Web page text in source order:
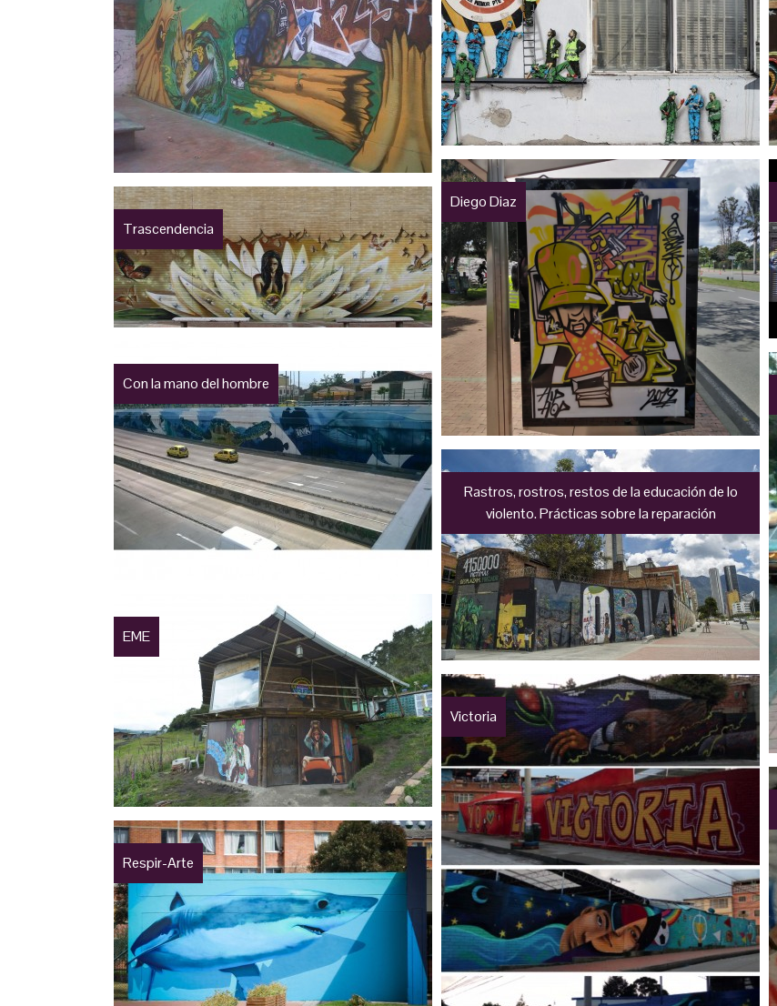
Diego Diaz
Trascendencia
Con la mano del hombre
Rastros, rostros, restos de la educación de lo
violento. Prácticas sobre la reparación
EME
Victoria
Respir-Arte